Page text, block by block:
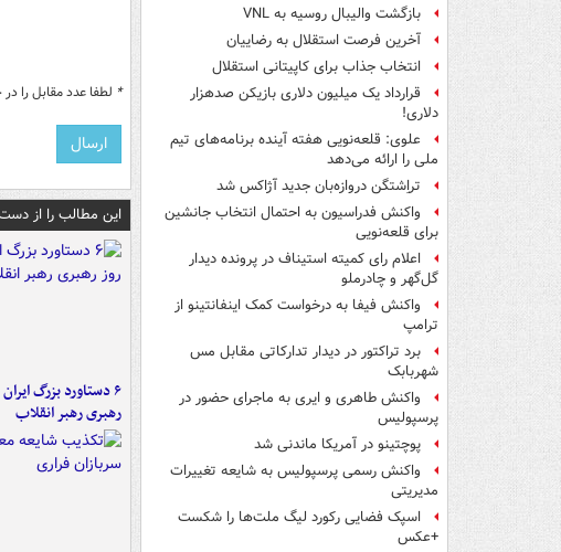
بازگشت والیبال روسیه به VNL
آخرین فرصت استقلال به رضاییان
انتخاب جذاب برای کاپیتانی استقلال
قرارداد یک میلیون دلاری بازیکن صدهزار
دلاری!
علوی: قلعه‌نویی هفته آینده برنامه‌های تیم
ملی را ارائه می‌دهد
تراِشتگن دروازه‌بان جدید آژاکس شد
واکنش فدراسیون به احتمال انتخاب جانشین
برای قلعه‌نویی
اعلام رای کمیته استیناف در پرونده دیدار
گل‌گهر و چادرملو
واکنش فیفا به درخواست کمک اینفانتینو از
ترامپ
برد تراکتور در دیدار تدارکاتی مقابل مس
شهربابک
واکنش طاهری و ایری به ماجرای حضور در
پرسپولیس
پوچتینو در آمریکا ماندنی شد
واکنش رسمی پرسپولیس به شایعه تغییرات
مدیریتی
اسپک فضایی رکورد لیگ ملت‌ها را شکست
+عکس
* لطفا عدد مقابل را
این مطالب را از
رهبری رهبر انقلاب